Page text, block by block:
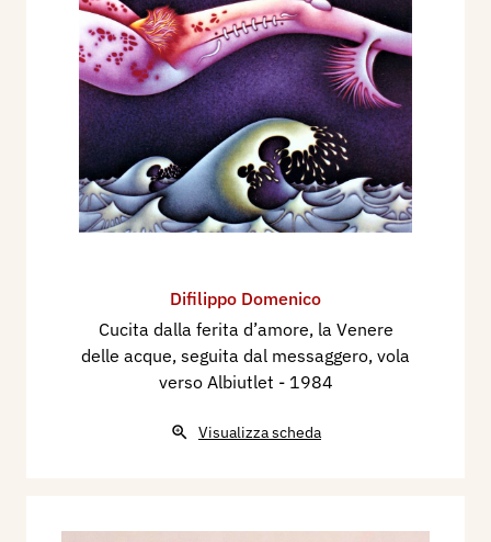
Difilippo Domenico
Cucita dalla ferita d’amore, la Venere
delle acque, seguita dal messaggero, vola
verso Albiutlet - 1984
Visualizza scheda